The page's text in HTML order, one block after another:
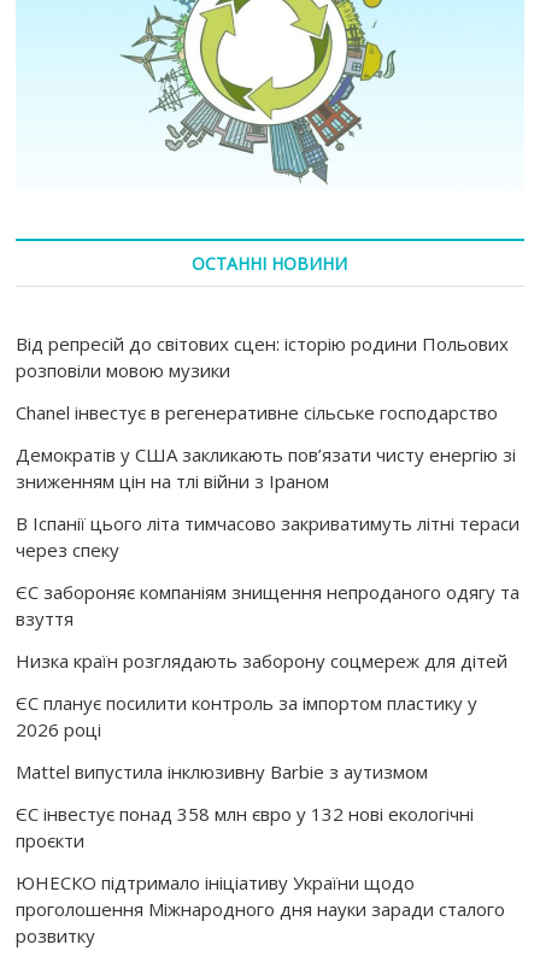
ОСТАННІ НОВИНИ
Від репресій до світових сцен: історію родини Польових
розповіли мовою музики
Chanel інвестує в регенеративне сільське господарство
Демократів у США закликають пов’язати чисту енергію зі
зниженням цін на тлі війни з Іраном
В Іспанії цього літа тимчасово закриватимуть літні тераси
через спеку
ЄС забороняє компаніям знищення непроданого одягу та
взуття
Низка країн розглядають заборону соцмереж для дітей
ЄС планує посилити контроль за імпортом пластику у
2026 році
Mattel випустила інклюзивну Barbie з аутизмом
ЄС інвестує понад 358 млн євро у 132 нові екологічні
проєкти
ЮНЕСКО підтримало ініціативу України щодо
проголошення Міжнародного дня науки заради сталого
розвитку